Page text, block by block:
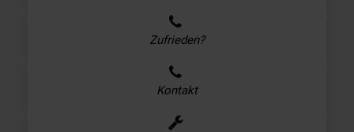
Zufrieden?
Kontakt